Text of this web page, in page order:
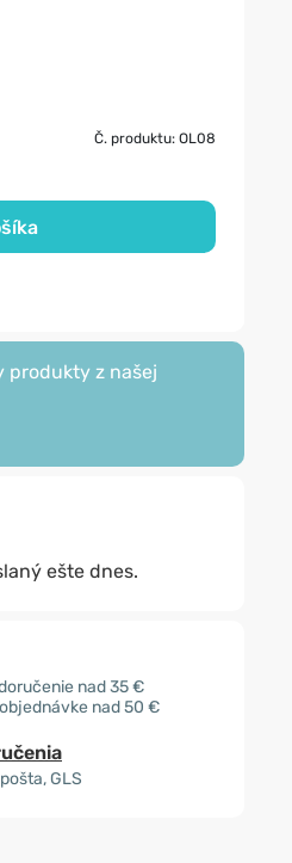
Č. produktu: OL08
produkty z našej
ešte dnes.
nad 35 €
nad 50 €
GLS